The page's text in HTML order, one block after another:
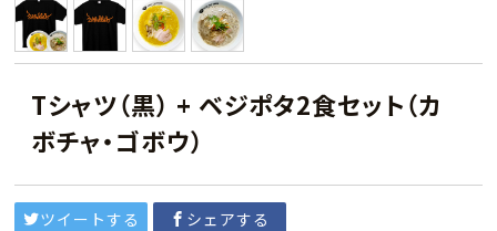
Tシャツ（黒） + ベジポタ2食セット（カ
ボチャ・ゴボウ）
ツイートする シェアする